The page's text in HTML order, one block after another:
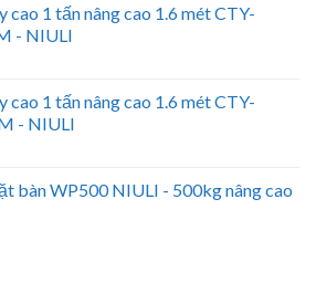
cao 1 tấn nâng cao 1.6 mét CTY-
- NIULI
cao 1 tấn nâng cao 1.6 mét CTY-
- NIULI
bàn WP500 NIULI - 500kg nâng cao